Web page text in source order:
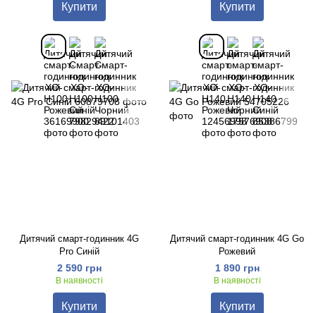
Купити Купити
Дитячий смарт-годинник 4G
Pro Синій
2 590 грн
В наявності
Купити
Дитячий смарт-годинник 4G Go
Рожевий
1 890 грн
В наявності
Купити